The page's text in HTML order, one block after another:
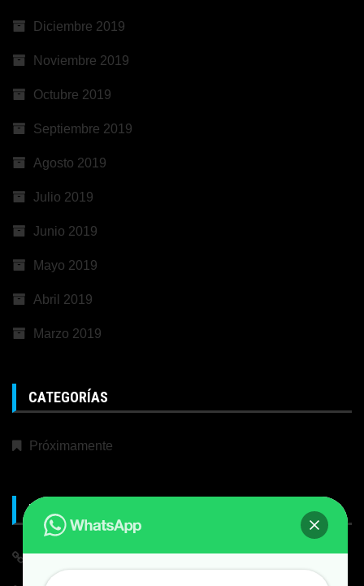
Diciembre 2019
Noviembre 2019
Octubre 2019
Septiembre 2019
Agosto 2019
Julio 2019
Junio 2019
Mayo 2019
Abril 2019
Marzo 2019
CATEGORÍAS
Próximamente
META
Iniciar Sesión